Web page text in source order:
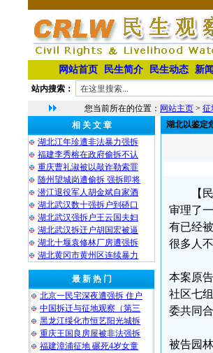
网站首页 民生简介 民生动态 新
站内搜索：
您当前所在的位置： 网站主页 > 征
相 关 文 章
湖北江年珍遭非法暴力强拆
福建李秀榕在政府偷拆不认
重庆曹礼淑被以敲诈勒索罪
随州望城岗遭偷拆 强拆即将
潜江退役军人胡金斌自家酒
湖北武汉数十强拆户到硚口
湖北武汉强拆户王云国夫妇
湖北武汉拆迁户胡国宏被逼
湖北十堰袁修林厂房遭强拆
湖北黄冈市黄州区连续暴力
最 新 热 门
北京一民宅深夜遭强拆 住户
中国拆迁与征地观察（第三
黑龙江绥化市恒艺阳光城拆
重庆王国良房屋被非法强拆
福建漳浦征地 碾死4岁女童
湖北以鉴定
【
审理了
有已经
很多人
本案原
社区七
委共同
被告园